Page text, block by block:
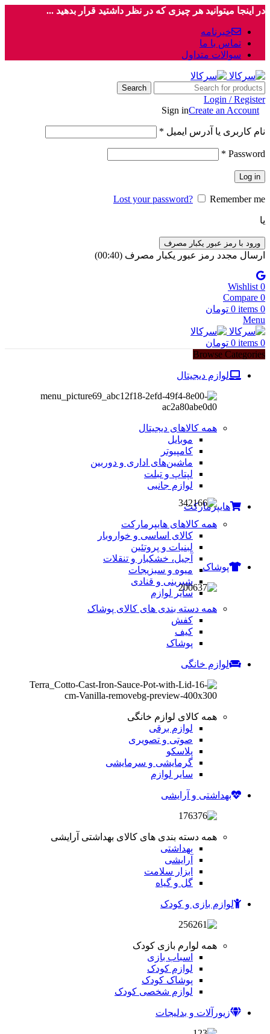
در اینجا میتوانید هر چیزی که در نظر داشتید قرار بدهید ...
خبرنامه
تماس با ما
سوالات متداول
Search
Login / Register
Sign inCreate an Account
نام کاربری یا آدرس ایمیل *
Password
*
Log in
Lost your password? Remember me
یا
ورود با رمز عبور یکبار مصرف
ارسال مجدد رمز عبور یکبار مصرف (00:
40
)
0
Wishlist
0
Compare
0
items
0 تومان
Menu
0
items
0 تومان
Browse Categories
لوازم دیجیتال
همه کالاهای دیجیتال
موبایل
کامپیوتر
ماشین‌های اداری و دوربین
لپتاپ و تبلت
لوازم جانبی
هایپرمارکت
همه کالاهای هایپرمارکت
کالای اساسی و خواروبار
لبنیات و پروتئین
آجیل، خشکبار و تنقلات
میوه و سبزیجات
شیرینی و قنادی
سایر لوازم
پوشاک
همه دسته بندی های کالای پوشاک
کفش
کیف
پوشاک
لوازم خانگی
همه کالای لوازم خانگی
لوازم برقی
صوتی و تصویری
پلاسکو
گرمایشی و سرمایشی
سایر لوازم
بهداشتی و آرایشی
همه دسته بندی های کالای بهداشتی آرایشی
بهداشتی
آرایشی
ابزار سلامت
گل و گیاه
لوازم بازی و کودک
همه لوارم بازی کودک
اسباب بازی
لوازم کودک
پوشاک کودک
لوازم شخصی کودک
زیورآلات و بدلیجات